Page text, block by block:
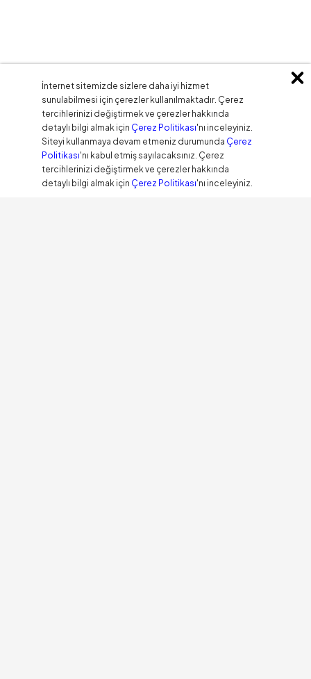
İnternet sitemizde sizlere daha iyi hizmet
sunulabilmesi için çerezler kullanılmaktadır. Çerez
tercihlerinizi değiştirmek ve çerezler hakkında
detaylı bilgi almak için Çerez Politikası'nı inceleyiniz.
Siteyi kullanmaya devam etmeniz durumunda Çerez
Politikası'nı kabul etmiş sayılacaksınız. Çerez
tercihlerinizi değiştirmek ve çerezler hakkında
detaylı bilgi almak için Çerez Politikası'nı inceleyiniz.